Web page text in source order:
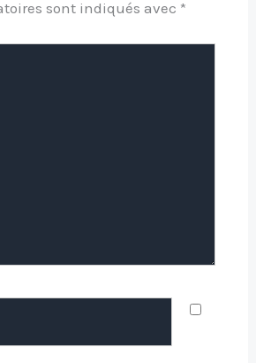
sont indiqués avec *